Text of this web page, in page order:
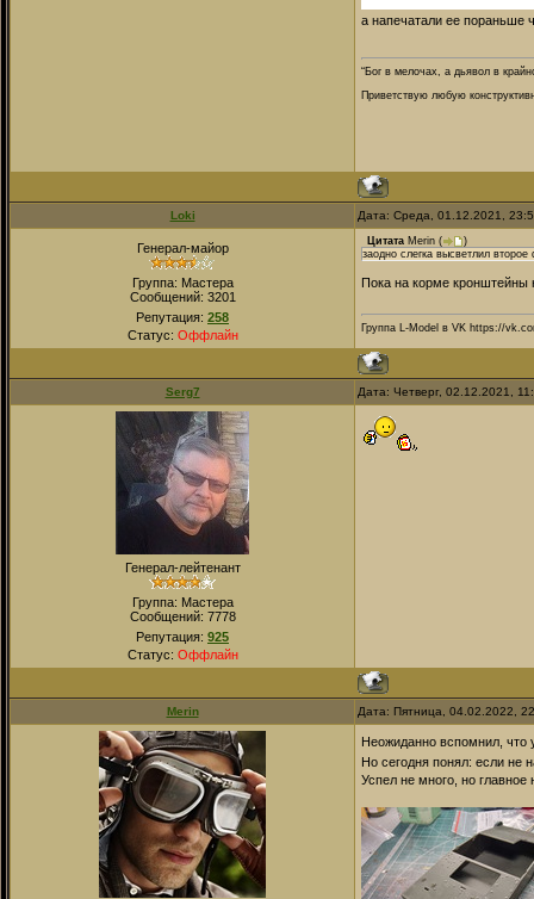
а напечатали ее пораньше
“Бог в мелочах, а дьявол в
Приветствую любую
Loki Дата: Среда, 01.12.2021,
Генерал-майор
Группа: Мастера
Сообщений: 3201
Репутация: 258
Статус: Оффлайн
Цитата Merin (
)
заодно слегка высветлил
Пока на корме кронштейны
Группа L-Model в VK https://
Serg7 Дата: Четверг, 02.12.2021,
Генерал-лейтенант
Группа: Мастера
Сообщений: 7778
Репутация: 925
Статус: Оффлайн
Merin Дата: Пятница, 04.02.2022,
Неожиданно вспомнил,
Но сегодня понял: если не
Успел не много, но